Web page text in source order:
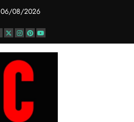
06/08/2026